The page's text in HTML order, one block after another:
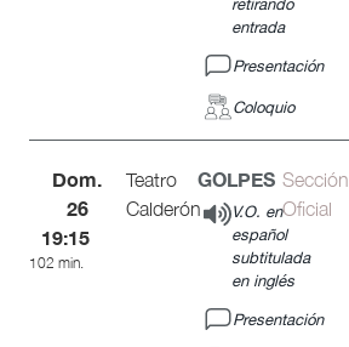
retirando
entrada
Presentación
Coloquio
Dom.
26
19:15
102 min.
Teatro
Calderón
GOLPES
V.O. en
español
subtitulada
en inglés
Presentación
Sección
Oficial